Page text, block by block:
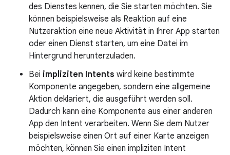
des Dienstes kennen, die Sie starten möchten. Sie
können beispielsweise als Reaktion auf eine
Nutzeraktion eine neue Aktivität in Ihrer App starten
oder einen Dienst starten, um eine Datei im
Hintergrund herunterzuladen.
Bei impliziten Intents wird keine bestimmte
Komponente angegeben, sondern eine allgemeine
Aktion deklariert, die ausgeführt werden soll.
Dadurch kann eine Komponente aus einer anderen
App den Intent verarbeiten. Wenn Sie dem Nutzer
beispielsweise einen Ort auf einer Karte anzeigen
möchten, können Sie einen impliziten Intent